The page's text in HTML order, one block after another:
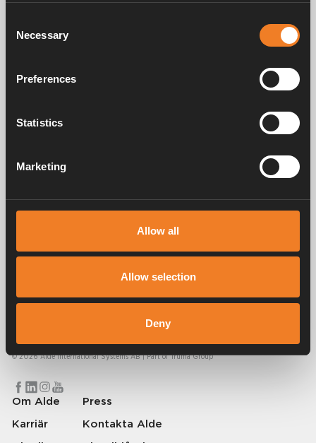
Selection
Necessary
Preferences
Statistics
Marketing
Allow all
Allow selection
Deny
Ladda ner
Frågor & svar
Service & support
Alde har skapat hemkänsla sedan 1966 i form av att tillverka
viktigt det är att ta med sig hemmets komfort på resan. Med Alde känns
© 2026 Alde International Systems AB | Part ofTruma Group
Om Alde
Karriär
Press
Kontakta Alde